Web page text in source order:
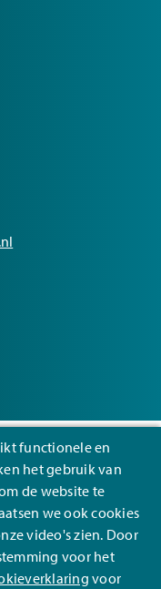
pagina
functionele en
het gebruik van
de website te
we ook cookies
video's zien. Door
voor het
voor